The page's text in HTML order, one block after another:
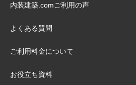
内装建築.comご利用の声
よくある質問
ご利用料金について
お役立ち資料